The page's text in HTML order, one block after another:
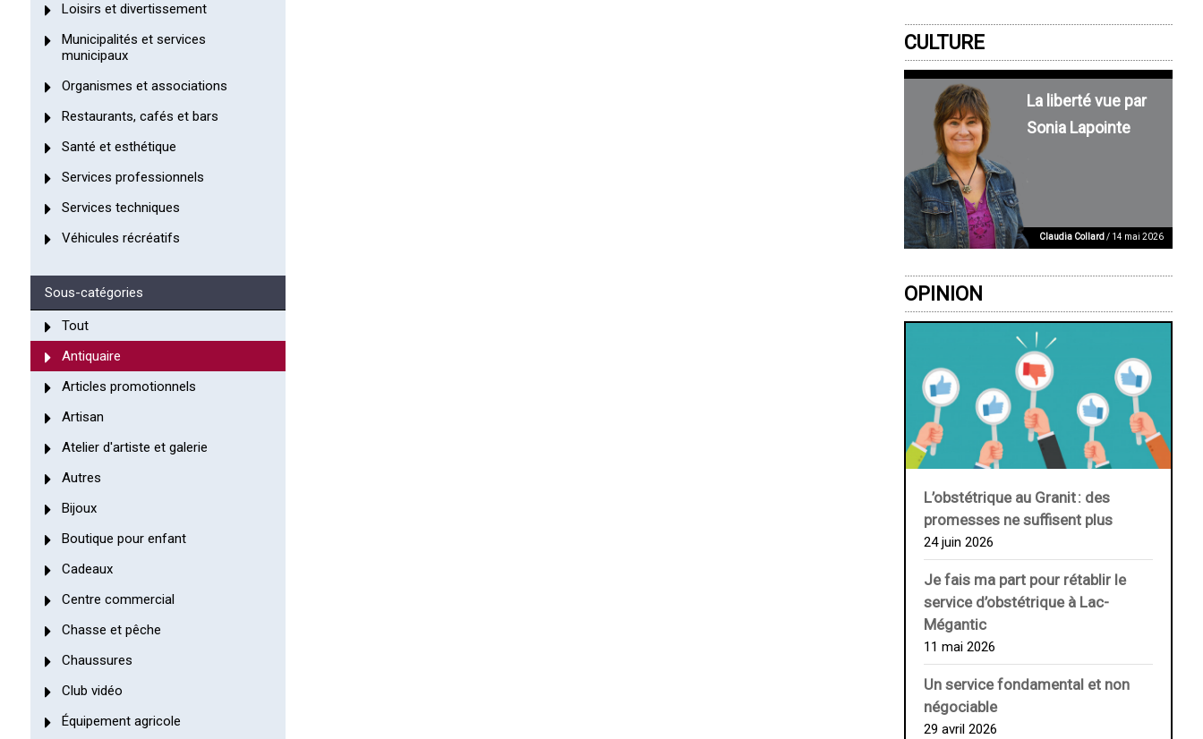
Loisirs et divertissement
Municipalités et services
municipaux
Organismes et associations
Restaurants, cafés et bars
Santé et esthétique
Services professionnels
Services techniques
Véhicules récréatifs
Sous-catégories
Tout
Antiquaire
Articles promotionnels
Artisan
Atelier d'artiste et galerie
Autres
Bijoux
Boutique pour enfant
Cadeaux
Centre commercial
Chasse et pêche
Chaussures
Club vidéo
Équipement agricole
CULTURE
La liberté vue par
Sonia Lapointe
Claudia Collard/ 14 mai 2026
OPINION
L’obstétrique au ­Granit : des
promesses ne suffisent plus
24 juin 2026
Je fais ma part pour rétablir le
service d’obstétrique à Lac-
Mégantic
11 mai 2026
Un service fondamental et non
négociable
29 avril 2026